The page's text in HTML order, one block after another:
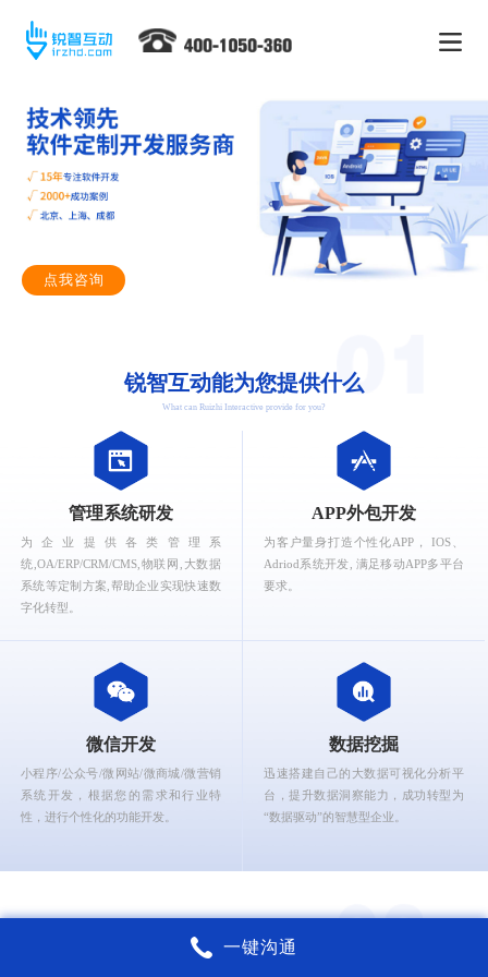
点我咨询
锐智互动能为您提供什么
What can Ruizhi Interactive provide for you?
管理系统研发
为企业提供各类管理系
统,OA/ERP/CRM/CMS,物联网,大数据
系统等定制方案,帮助企业实现快速数
字化转型。
APP外包开发
为客户量身打造个性化APP， IOS、
Adriod系统开发, 满足移动APP多平台
要求。
微信开发
小程序/公众号/微网站/微商城/微营销
系统开发，根据您的需求和行业特
性，进行个性化的功能开发。
数据挖掘
迅速搭建自己的大数据可视化分析平
台，提升数据洞察能力，成功转型为
“数据驱动”的智慧型企业。
锐智互动核心能力
一键沟通